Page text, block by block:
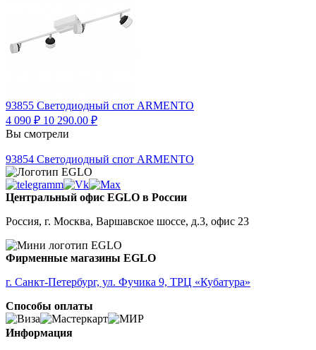
93855 Светодиодный спот ARMENTO
4 090 ₽ 10 290.00 ₽
Вы смотрели
93854 Светодиодный спот ARMENTO
Центральный офис EGLO в России
Россия, г. Москва, Варшавское шоссе, д.3, офис 23
Фирменные магазины EGLO
г. Санкт-Петербург, ул. Фучика 9, ТРЦ «Кубатура»
Способы оплаты
Информация